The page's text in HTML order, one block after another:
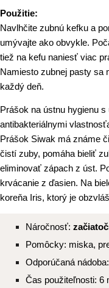
Použitie:
Navlhčite zubnú kefku a
umývajte ako obvykle.
tiež na kefu naniesť viac
Namiesto zubnej pasty sa
každý deň.
Prášok na ústnu hygienu
antibakteriálnymi
Prášok Siwak má známe
čistí zuby, pomáha bieliť
eliminovať zápach z úst.
krvácanie z ďasien. Na
koreňa Iris, ktorý je
Náročnosť:
Pomôcky: miska,
Odporúčaná
Čas použiteľnosti: 6